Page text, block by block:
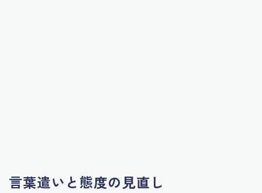
言葉遣いと態度の見直し